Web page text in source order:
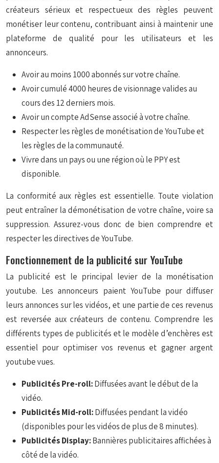
créateurs sérieux et respectueux des règles peuvent
monétiser leur contenu, contribuant ainsi à maintenir une
plateforme de qualité pour les utilisateurs et les
annonceurs.
Avoir au moins 1000 abonnés sur votre chaîne.
Avoir cumulé 4000 heures de visionnage valides au
cours des 12 derniers mois.
Avoir un compte AdSense associé à votre chaîne.
Respecter les règles de monétisation de YouTube et
les règles de la communauté.
Vivre dans un pays ou une région où le PPY est
disponible.
La conformité aux règles est essentielle. Toute violation
peut entraîner la démonétisation de votre chaîne, voire sa
suppression. Assurez-vous donc de bien comprendre et
respecter les directives de YouTube.
Fonctionnement de la publicité sur YouTube
La publicité est le principal levier de la monétisation
youtube. Les annonceurs paient YouTube pour diffuser
leurs annonces sur les vidéos, et une partie de ces revenus
est reversée aux créateurs de contenu. Comprendre les
différents types de publicités et le modèle d’enchères est
essentiel pour optimiser vos revenus et gagner argent
youtube vues.
Publicités Pre-roll:Diffusées avant le début de la
vidéo.
Publicités Mid-roll:Diffusées pendant la vidéo
(disponibles pour les vidéos de plus de 8 minutes).
Publicités Display:Bannières publicitaires affichées à
côté de la vidéo.